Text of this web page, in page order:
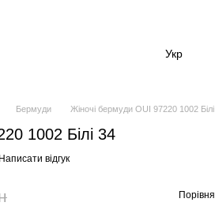
Укр
Бермуди Жіночі бермуди OUI 97220 1002
1002 Білі 34
Написати відгук